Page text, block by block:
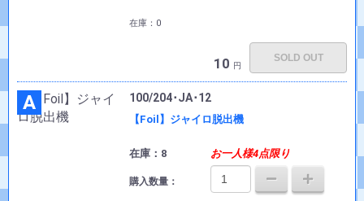
在庫：0
10 円
SOLD OUT
A 100/204･JA･12
【Foil】ジャイロ脱出機
在庫：8 お一人様4点限り
購入数量：